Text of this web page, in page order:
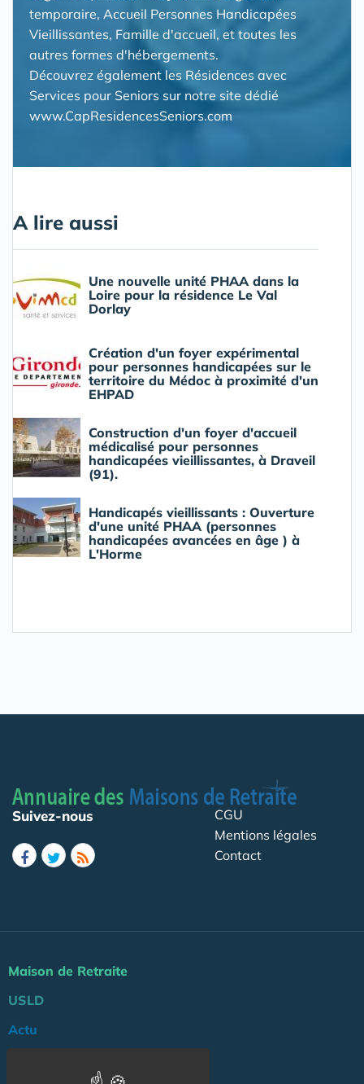
temporaire, Accueil Personnes Handicapées
Vieillissantes, Famille d'accueil, et toutes les
autres formes d'hébergements.
Découvrez également les Résidences avec
Services pour Seniors sur notre site dédié
www.CapResidencesSeniors.com
A lire aussi
Une nouvelle unité PHAA dans la
Loire pour la résidence Le Val
Dorlay
Création d'un foyer expérimental
pour personnes handicapées sur le
territoire du Médoc à proximité d'un
EHPAD
Construction d'un foyer d'accueil
médicalisé pour personnes
handicapées vieillissantes, à Draveil
(91).
Handicapés vieillissants : Ouverture
d'une unité PHAA (personnes
handicapées avancées en âge ) à
L'Horme
Suivez-nous
CGU
Mentions légales
Contact
Maison de Retraite
USLD
Actu